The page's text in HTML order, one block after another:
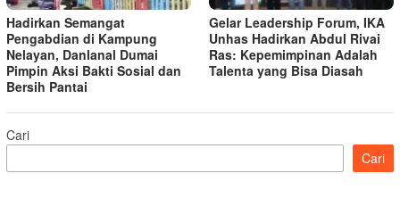
Hadirkan Semangat
Pengabdian di Kampung
Nelayan, Danlanal Dumai
Pimpin Aksi Bakti Sosial dan
Bersih Pantai
Gelar Leadership Forum, IKA
Unhas Hadirkan Abdul Rivai
Ras: Kepemimpinan Adalah
Talenta yang Bisa Diasah
Cari
Cari